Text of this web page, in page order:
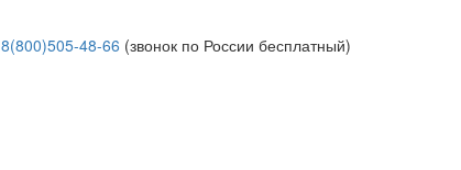
8(800)505-48-66 (звонок по России бесплатный)